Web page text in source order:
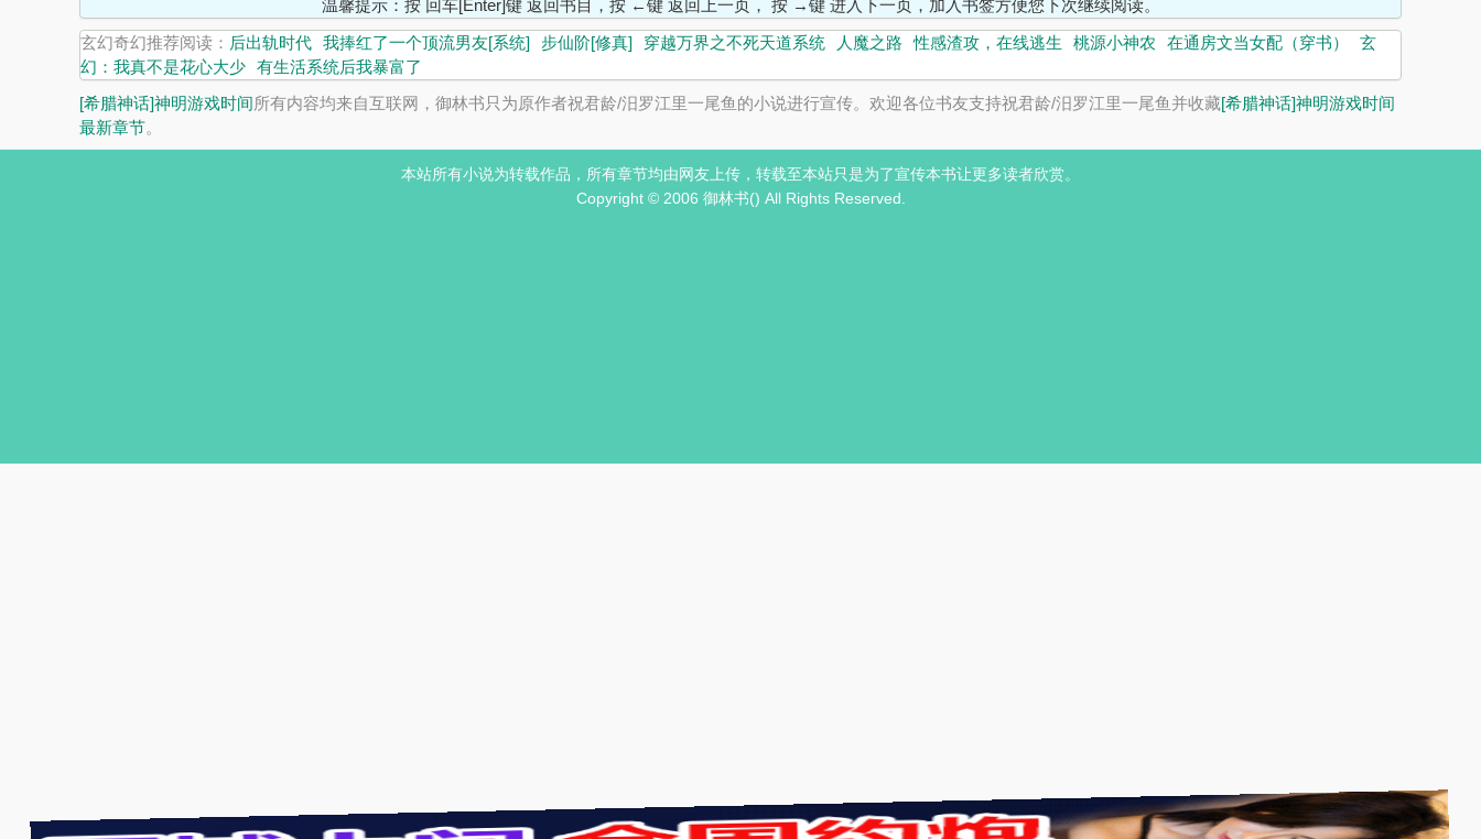
温馨提示：按 回车[Enter]键 返回书目，按 ←键 返回上一页， 按 →键 进入下一页，加入书签方便您下次继续阅读。
玄幻奇幻推荐阅读： 后出轨时代 我捧红了一个顶流男友[系统] 步仙阶[修真] 穿越万界之不死天道系统 人魔之路 性感渣攻，在线逃生 桃源小神农 在通房文当女配（穿书）
玄
幻：我真不是花心大少 有生活系统后我暴富了
[希腊神话]神明游戏时间所有内容均来自互联网，御林书只为原作者祝君龄/汨罗江里一尾鱼的小说进行宣传。欢迎各位书友支持祝君龄/汨罗江里一尾鱼并收藏[希腊神话]神明游戏时间
最新章节。
本站所有小说为转载作品，所有章节均由网友上传，转载至本站只是为了宣传本书让更多读者欣赏。
Copyright © 2006 御林书() All Rights Reserved.